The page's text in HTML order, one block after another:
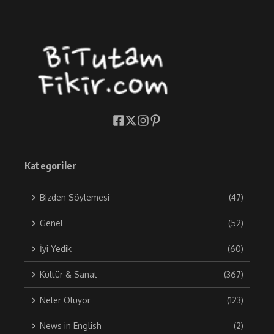
Kategoriler
Bizden Söylemesi (47)
Genel (52)
İyi Yedik (60)
Kültür & Sanat (367)
Neler Oluyor (123)
News in English (2)